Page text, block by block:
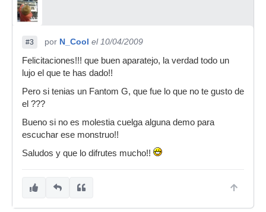
#3 por N_Cool el 10/04/2009
Felicitaciones!!! que buen aparatejo, la verdad todo un
lujo el que te has dado!!
Pero si tenias un Fantom G, que fue lo que no te gusto de
el ???
Bueno si no es molestia cuelga alguna demo para
escuchar ese monstruo!!
Saludos y que lo difrutes mucho!!